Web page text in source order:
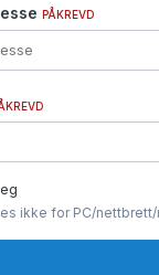
PÅKREVD
ikke for PC/